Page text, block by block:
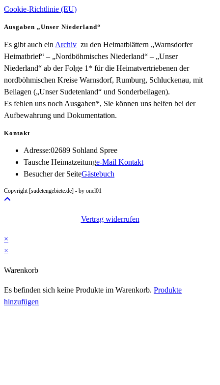
Cookie-Richtlinie (EU)
Ausgaben „Unser Niederland“
Es gibt auch ein Archiv zu den Heimatblättern „Warnsdorfer
Heimatbrief“ – „Nordböhmisches Niederland“ – „Unser
Niederland“ ab der Folge 1* für die Heimatvertriebenen der
nordböhmischen Kreise Warnsdorf, Rumburg, Schluckenau, mit
Beilagen („Unser Sudetenland“ und Sonderbeilagen).
Es fehlen uns noch Ausgaben*, Sie können uns helfen bei der
Aufbewahrung und Dokumentation.
Kontakt
Adresse:02689 Sohland Spree
Tausche Heimatzeitunge-Mail KontaktOpens
Besucher der SeiteGästebuch
Copyright [sudetengebiete.de] - by onel01
Vertrag widerrufen
×
×
Warenkorb
Es befinden sich keine Produkte im Warenkorb. Produkte
hinzufügen